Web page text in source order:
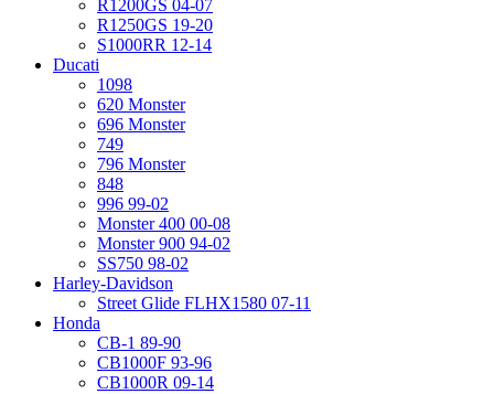
R1200GS 04-07
R1250GS 19-20
S1000RR 12-14
Ducati
1098
620 Monster
696 Monster
749
796 Monster
848
996 99-02
Monster 400 00-08
Monster 900 94-02
SS750 98-02
Harley-Davidson
Street Glide FLHX1580 07-11
Honda
CB-1 89-90
CB1000F 93-96
CB1000R 09-14